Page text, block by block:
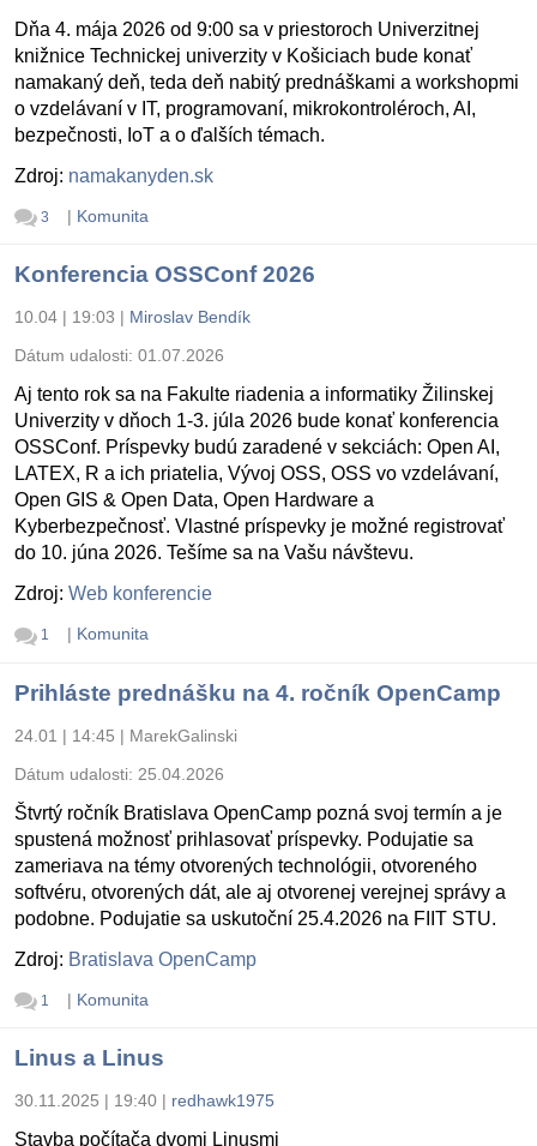
Dňa 4. mája 2026 od 9:00 sa v priestoroch Univerzitnej
knižnice Technickej univerzity v Košiciach bude konať
namakaný deň, teda deň nabitý prednáškami a workshopmi
o vzdelávaní v IT, programovaní, mikrokontroléroch, AI,
bezpečnosti, IoT a o ďalších témach.
Zdroj: namakanyden.sk
3 | Komunita
Konferencia OSSConf 2026
10.04 | 19:03 | Miroslav Bendík
Dátum udalosti: 01.07.2026
Aj tento rok sa na Fakulte riadenia a informatiky Žilinskej
Univerzity v dňoch 1-3. júla 2026 bude konať konferencia
OSSConf. Príspevky budú zaradené v sekciách: Open AI,
LATEX, R a ich priatelia, Vývoj OSS, OSS vo vzdelávaní,
Open GIS & Open Data, Open Hardware a
Kyberbezpečnosť. Vlastné príspevky je možné registrovať
do 10. júna 2026. Tešíme sa na Vašu návštevu.
Zdroj: Web konferencie
1 | Komunita
Prihláste prednášku na 4. ročník OpenCamp
24.01 | 14:45 | MarekGalinski
Dátum udalosti: 25.04.2026
Štvrtý ročník Bratislava OpenCamp pozná svoj termín a je
spustená možnosť prihlasovať príspevky. Podujatie sa
zameriava na témy otvorených technológii, otvoreného
softvéru, otvorených dát, ale aj otvorenej verejnej správy a
podobne. Podujatie sa uskutoční 25.4.2026 na FIIT STU.
Zdroj: Bratislava OpenCamp
1 | Komunita
Linus a Linus
30.11.2025 | 19:40 | redhawk1975
Stavba počítača dvomi Linusmi